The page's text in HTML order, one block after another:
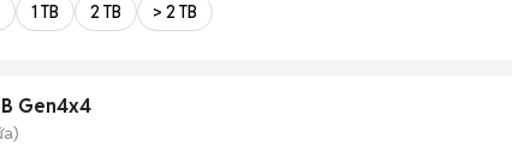
1 TB 2 TB > 2 TB
Gen4x4